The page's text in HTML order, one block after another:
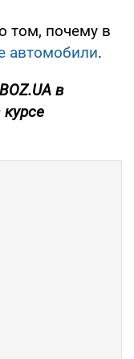
том, почему в
автомобили.
в